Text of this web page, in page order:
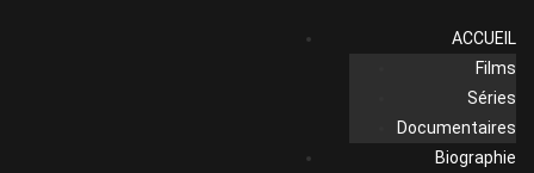
ACCUEIL
Films
Séries
Documentaires
Biographie